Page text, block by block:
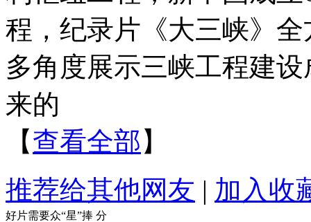
程，纪录片《大三峡》
多角度展示三峡工程建
来的
【查看全部 】
推荐给其他网友 | 加入收
好片需要众“星”捧 分